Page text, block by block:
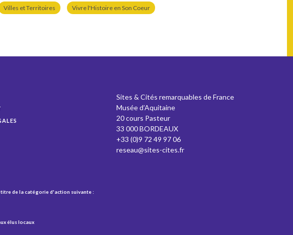
Villes et Territoires Vivre l'Histoire en Son Coeur
Sites & Cités remarquables de France
Musée d’Aquitaine
20 cours Pasteur
33 000 BORDEAUX
+33 (0)9 72 49 97 06
reseau@sites-cites.fr
de la catégorie d'action suivante :
élus locaux